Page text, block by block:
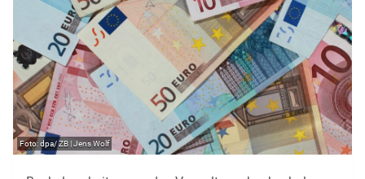
dpa/ ZB | Jens Wolf